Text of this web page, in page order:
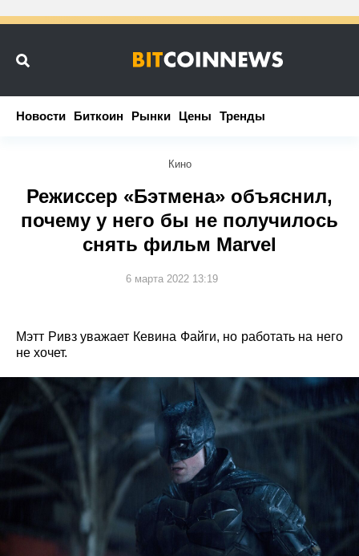
Новости Биткоин Рынки Цены Тренды
Новости Биткоин Рынки Цены Тренды
Кино
Режиссер «Бэтмена» объяснил,
почему у него бы не получилось
снять фильм Marvel
6 марта 2022 13:19
Мэтт Ривз уважает Кевина Файги, но работать на него
не хочет.